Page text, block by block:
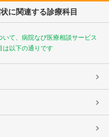
に関連する診療科目
いて、病院なび医療相談サービス
は以下の通りです